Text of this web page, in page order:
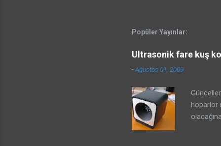
Popüler Yayınlar:
Ultrasonik fare kuş
-Ağustos 01, 2009
hoparlör